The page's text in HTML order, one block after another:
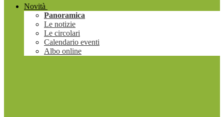
Novità
Panoramica
Le notizie
Le circolari
Calendario eventi
Albo online